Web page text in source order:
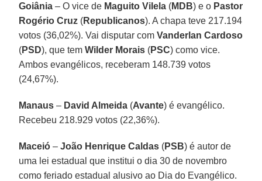
Goiânia – O vice de Maguito Vilela (MDB) e o Pastor
Rogério Cruz (Republicanos). A chapa teve 217.194
votos (36,02%). Vai disputar comVanderlan Cardoso
(PSD), que temWilder Morais (PSC) como vice.
Ambos evangélicos, receberam 148.739 votos
(24,67%).
Manaus – David Almeida (Avante) é evangélico.
Recebeu 218.929 votos (22,36%).
Maceió –João Henrique Caldas (PSB) é autor de
uma lei estadual que institui o dia 30 de novembro
como feriado estadual alusivo ao Dia do Evangélico.